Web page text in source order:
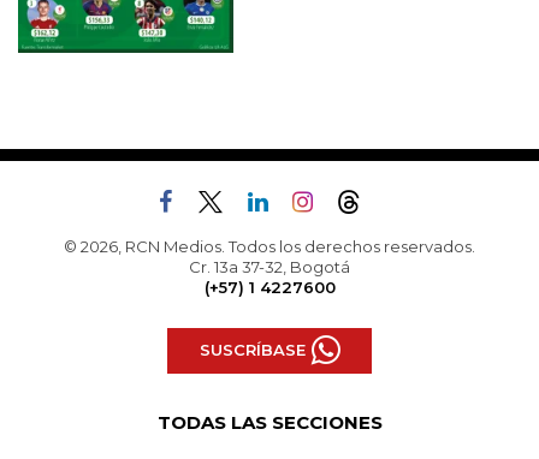
© 2026, RCN Medios. Todos los derechos reservados.
Cr. 13a 37-32, Bogotá
(+57) 1 4227600
SUSCRÍBASE
TODAS LAS SECCIONES